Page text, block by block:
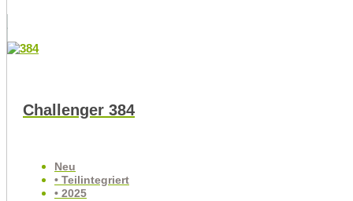
Challenger 384
Neu
• Teilintegriert
• 2025